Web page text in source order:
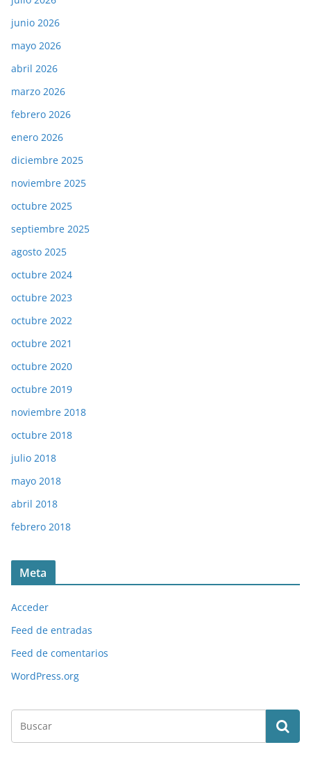
junio 2026
mayo 2026
abril 2026
marzo 2026
febrero 2026
enero 2026
diciembre 2025
noviembre 2025
octubre 2025
septiembre 2025
agosto 2025
octubre 2024
octubre 2023
octubre 2022
octubre 2021
octubre 2020
octubre 2019
noviembre 2018
octubre 2018
julio 2018
mayo 2018
abril 2018
febrero 2018
Meta
Acceder
Feed de entradas
Feed de comentarios
WordPress.org